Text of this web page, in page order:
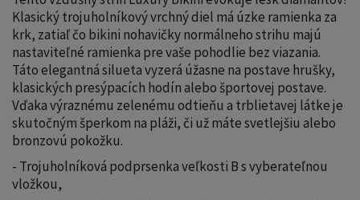
Klasický trojuholníkový vrchný diel má úzke ramienka za
krk, zatiaľ čo bikini nohavičky normálneho strihu majú
nastaviteľné ramienka pre vaše pohodlie bez viazania.
Táto elegantná silueta vyzerá úžasne na postave hrušky,
klasických presýpacích hodín alebo športovej postave.
Vďaka výraznému zelenému odtieňu a trblietavej látke je
skutočným šperkom na pláži, či už máte svetlejšiu alebo
bronzovú pokožku.
- Trojuholníková podprsenka veľkosti B s vyberateľnou
vložkou,